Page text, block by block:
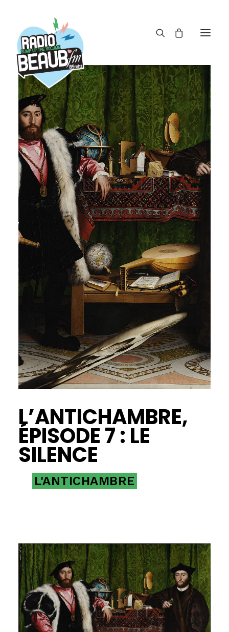
ACTUS
REPLAY
ÉMISSIONS
BOUTIQUE
L’ANTICHAMBRE,
ÉPISODE 7 : LE
SILENCE
L'ANTICHAMBRE